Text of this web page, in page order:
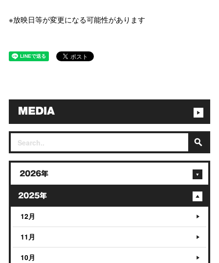
※放映日等が変更になる可能性があります
2026年
2025年
12月
11月
10月